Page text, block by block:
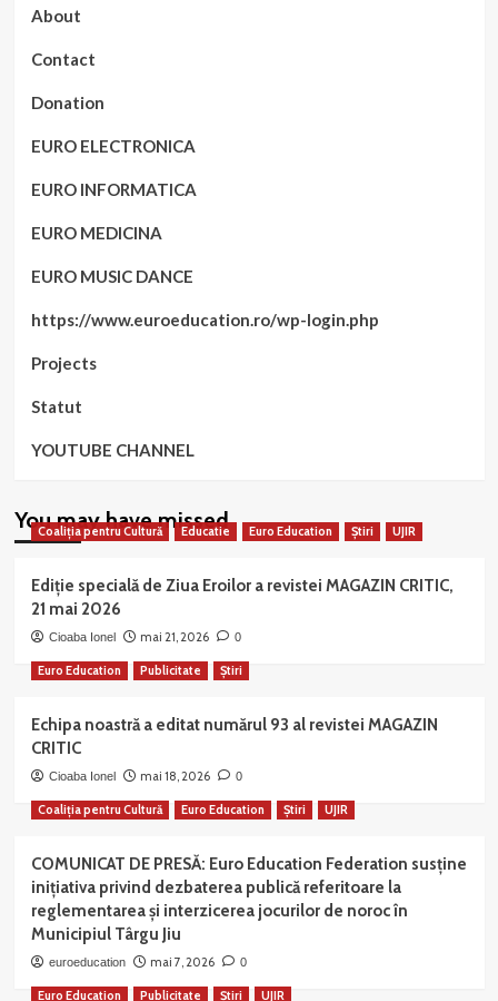
About
Contact
Donation
EURO ELECTRONICA
EURO INFORMATICA
EURO MEDICINA
EURO MUSIC DANCE
https://www.euroeducation.ro/wp-login.php
Projects
Statut
YOUTUBE CHANNEL
You may have missed
Coaliția pentru Cultură Educatie Euro Education Știri UJIR
Ediție specială de Ziua Eroilor a revistei MAGAZIN CRITIC,
21 mai 2026
Cioaba Ionel mai 21, 2026 0
Euro Education Publicitate Știri
Echipa noastră a editat numărul 93 al revistei MAGAZIN
CRITIC
Cioaba Ionel mai 18, 2026 0
Coaliția pentru Cultură Euro Education Știri UJIR
COMUNICAT DE PRESĂ: Euro Education Federation susține
inițiativa privind dezbaterea publică referitoare la
reglementarea și interzicerea jocurilor de noroc în
Municipiul Târgu Jiu
euroeducation mai 7, 2026 0
Euro Education Publicitate Știri UJIR